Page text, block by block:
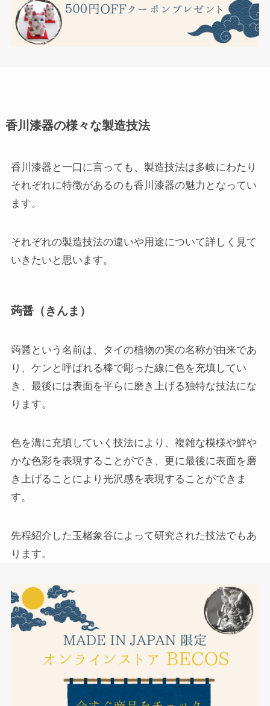
香川漆器の様々な製造技法
香川漆器と一口に言っても、製造技法は多岐にわたり
それぞれに特徴があるのも香川漆器の魅力となってい
ます。
それぞれの製造技法の違いや用途について詳しく見て
いきたいと思います。
蒟醤（きんま）
蒟醤という名前は、タイの植物の実の名称が由来であ
り、ケンと呼ばれる棒で彫った線に色を充填してい
き、最後には表面を平らに磨き上げる独特な技法にな
ります。
色を溝に充填していく技法により、複雑な模様や鮮や
かな色彩を表現することができ、更に最後に表面を磨
き上げることにより光沢感を表現することができま
す。
先程紹介した玉楮象谷によって研究された技法でもあ
ります。